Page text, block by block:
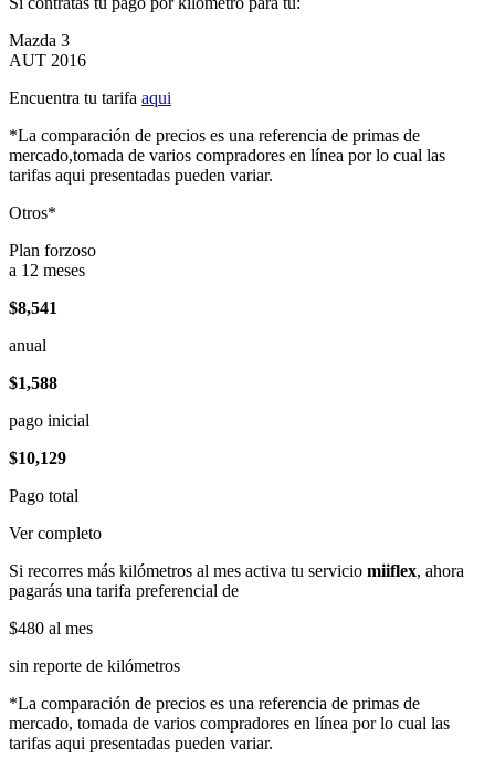
Mazda 3
AUT 2016
Encuentra tu tarifa aqui
*La comparación de precios es una referencia de primas de
mercado,tomada de varios compradores en línea por lo cual las
tarifas aqui presentadas pueden variar.
Otros*
Plan forzoso
a 12 meses
$8,541
anual
$1,588
pago inicial
$10,129
Pago total
Ver completo
Si recorres más kilómetros al mes activa tu servicio miiflex, ahora
pagarás una tarifa preferencial de
$480 al mes
sin reporte de kilómetros
*La comparación de precios es una referencia de primas de
mercado, tomada de varios compradores en línea por lo cual las
tarifas aqui presentadas pueden variar.